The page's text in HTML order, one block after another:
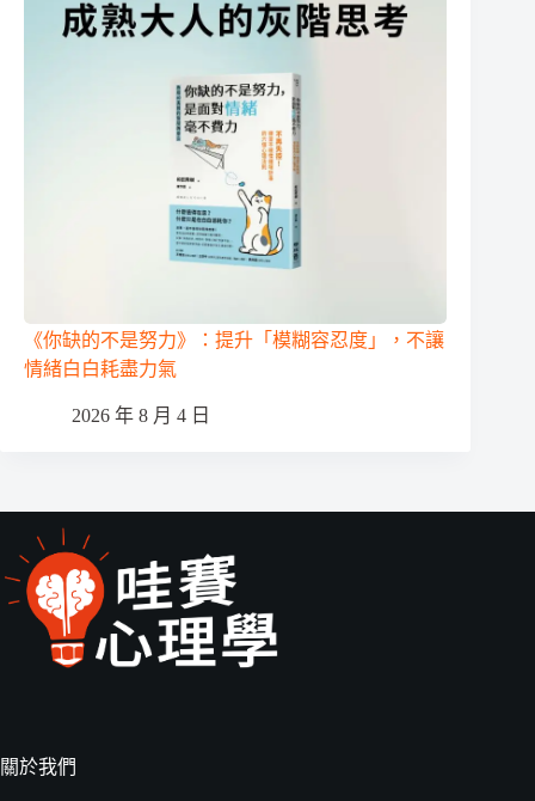
《你缺的不是努力》：提升「模糊容忍度」，不讓
情緒白白耗盡力氣
2026 年 8 月 4 日
關於我們